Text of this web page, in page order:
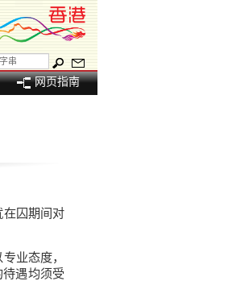
网页指南
囚期间对
业态度，
遇均须受